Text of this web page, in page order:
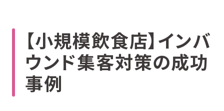
【小規模飲食店】インバ
ウンド集客対策の成功
事例